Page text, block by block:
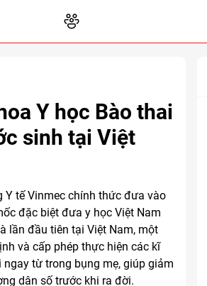
Y học Bào thai
sinh tại Việt
tế Vinmec chính thức đưa vào
đặc biệt đưa y học Việt Nam
lần đầu tiên tại Việt Nam, một
và cấp phép thực hiện các kĩ
từ trong bụng mẹ, giúp giảm
dân số trước khi ra đời.